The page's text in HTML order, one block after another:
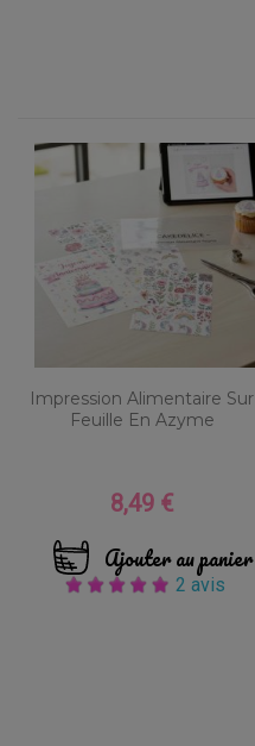
Impression Alimentaire Sur
Feuille En Azyme
Prix
8,49 €
Ajouter au panier
2 avis